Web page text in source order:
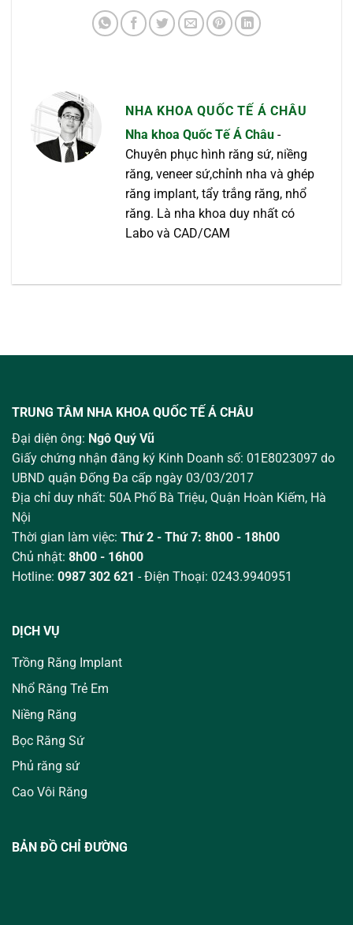
NHA KHOA QUỐC TẾ Á CHÂU
Nha khoa Quốc Tế Á Châu -
Chuyên phục hình răng sứ, niềng
răng, veneer sứ,chỉnh nha và ghép
răng implant, tẩy trắng răng, nhổ
răng. Là nha khoa duy nhất có
Labo và CAD/CAM
TRUNG TÂM NHA KHOA QUỐC TẾ Á CHÂU
Đại diện ông: Ngô Quý Vũ
Giấy chứng nhận đăng ký Kinh Doanh số: 01E8023097 do
UBND quận Đống Đa cấp ngày 03/03/2017
Địa chỉ duy nhất: 50A Phố Bà Triệu, Quận Hoàn Kiếm, Hà
Nội
Thời gian làm việc: Thứ 2 - Thứ 7: 8h00 - 18h00
Chủ nhật: 8h00 - 16h00
Hotline: 0987 302 621 - Điện Thoại: 0243.9940951
DỊCH VỤ
Trồng Răng Implant
Nhổ Răng Trẻ Em
Niềng Răng
Bọc Răng Sứ
Phủ răng sứ
Cao Vôi Răng
BẢN ĐỒ CHỈ ĐƯỜNG